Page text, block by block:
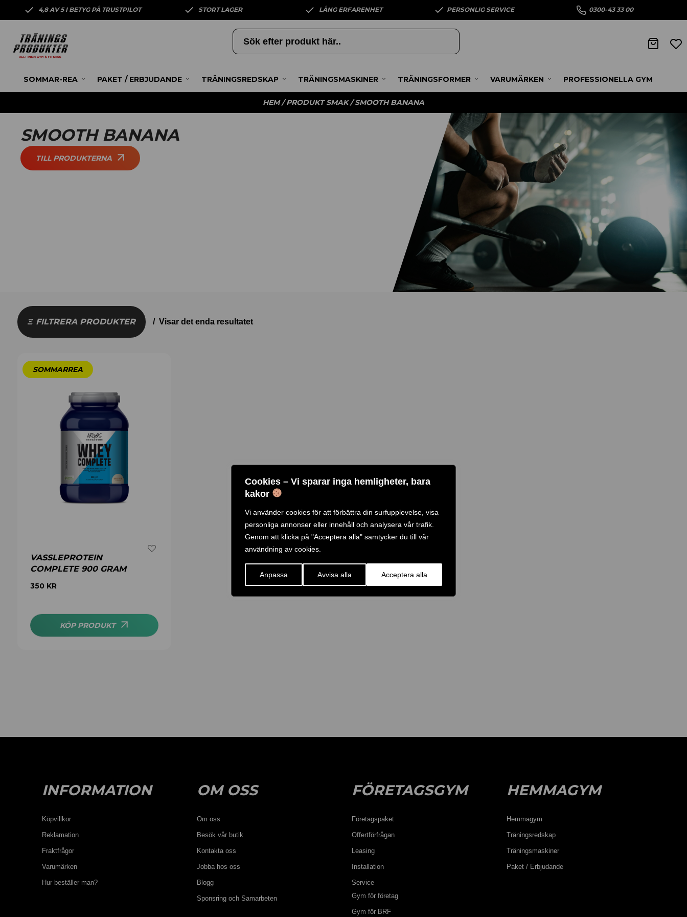
Cookies – Vi sparar inga hemligheter, bara
kakor
Vi använder cookies för att förbättra din surfupplevelse, visa
personliga annonser eller innehåll och analysera vår trafik.
Genom att klicka på "Acceptera alla" samtycker du till vår
användning av cookies.
Anpassa Avvisa alla Acceptera alla
4,8 AV 5 I BETYG PÅ TRUSTPILOT STORT LAGER LÅNG ERFARENHET PERSONLIG SERVICE 0300-43 33 00
SOMMAR-REA PAKET / ERBJUDANDE TRÄNINGSREDSKAP TRÄNINGSMASKINER TRÄNINGSFORMER VARUMÄRKEN PROFESSIONELLA GYM
HEM/ PRODUKT SMAK / SMOOTH BANANA
SMOOTH BANANA
TILL PRODUKTERNA
FILTRERA PRODUKTER Visar det enda resultatet
VASSLEPROTEIN
COMPLETE 900 GRAM
350 KR
KÖP PRODUKT
INFORMATION
Köpvillkor
Reklamation
Fraktfrågor
Varumärken
Hur beställer man?
OM OSS
Om oss
Besök vår butik
Kontakta oss
Jobba hos oss
Blogg
Sponsring och Samarbeten
FÖRETAGSGYM
Företagspaket
Offertförfrågan
Leasing
Installation
Service
Gym för företag
Gym för BRF
HEMMAGYM
Hemmagym
Träningsredskap
Träningsmaskiner
Paket / Erbjudande